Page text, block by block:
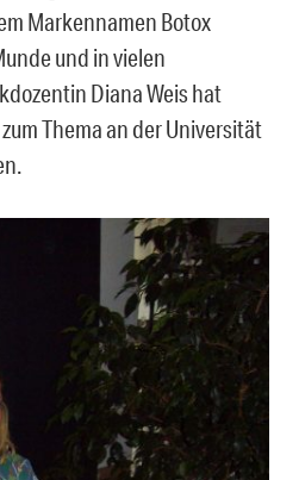
Markennamen Botox
und in vielen
Diana Weis hat
Thema an der Universität